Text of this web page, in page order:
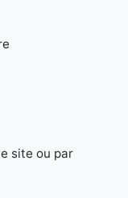
site ou par